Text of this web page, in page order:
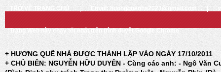
TRỞ VỀ TRANG CHỦ Email: huongquenha2023@gmail.com
Trang Web này chạy tốt nhất trên trình duyệt Google Chrome
+ HƯƠNG QUÊ NHÀ ĐƯỢC THÀNH LẬP VÀO NGÀY 17/10/2011
+ CHỦ BIÊN: NGUYỄN HỮU DUYÊN - Cùng các anh: - Ngô Văn